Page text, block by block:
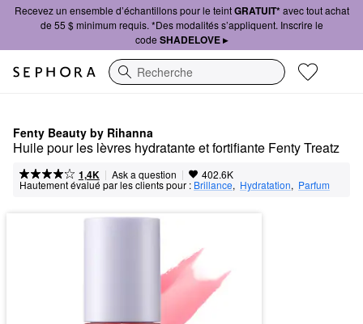
Recevez un ensemble d’échantillons pour le teintGRATUIT*avec tout achat
de 55 $ minimum requis. *Des modalités s’appliquent. Inscrire le
code SHADELOVE ▸
Recherche
Fenty Beauty by Rihanna
Huile pour les lèvres hydratante et fortifiante Fenty Treatz
1,4K | Ask a question | 402.6K
Hautement évalué par les clients pour : Brillance, Hydratation, Parfum